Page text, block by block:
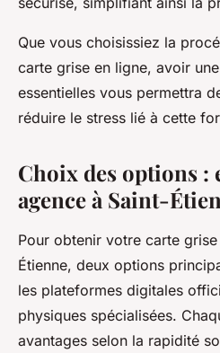
Que vous choisissiez la
carte grise en ligne, avoir
essentielles vous permettra
réduire le stress lié à cette
Choix des options :
agence à Saint-
Pour obtenir votre carte
Étienne, deux options
les plateformes digitales
physiques spécialisées.
avantages selon la rapidité